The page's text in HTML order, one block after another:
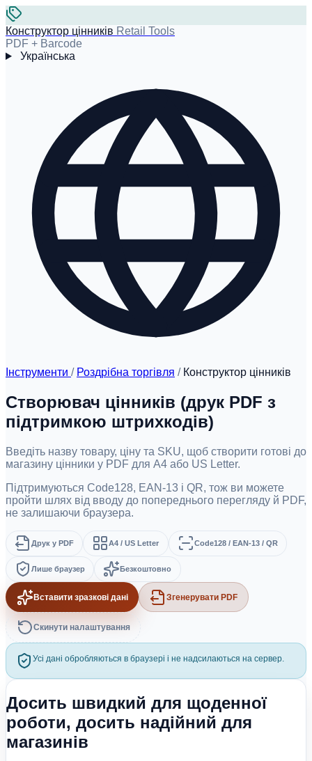
Конструктор цінників Retail Tools
PDF + Barcode
Українська
Інструменти / Роздрібна торгівля / Конструктор цінників
Створювач цінників (друк PDF з
підтримкою штрихкодів)
Введіть назву товару, ціну та SKU, щоб створити готові до
магазину цінники у PDF для A4 або US Letter.
Підтримуються Code128, EAN-13 і QR, тож ви можете
пройти шлях від вводу до попереднього перегляду й PDF,
не залишаючи браузера.
Друк у PDF A4 / US Letter Code128 / EAN-13 / QR
Лише браузер Безкоштовно
Вставити зразкові дані Згенерувати PDF
Скинути налаштування
Усі дані обробляються в браузері і не надсилаються на сервер.
Досить швидкий для щоденної
роботи, досить надійний для
магазинів